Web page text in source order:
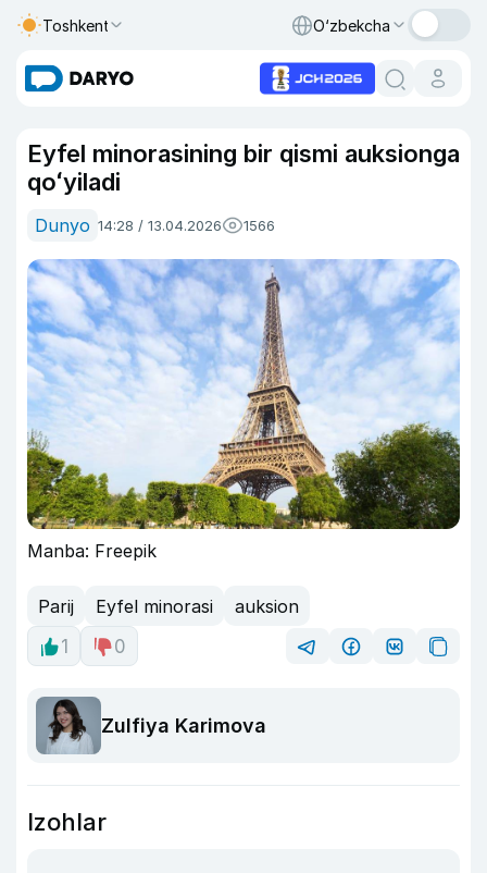
Toshkent O‘zbekcha
Eyfel minorasining bir qismi auksionga
qoʻyiladi
Dunyo 14:28 / 13.04.2026 1566
Manba: Freepik
Parij Eyfel minorasi
auksion
1
0
Zulfiya Karimova
Izohlar